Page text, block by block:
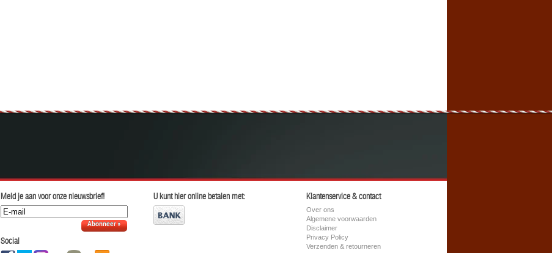
Meld je aan voor onze nieuwsbrief!
Abonneer »
Social
U kunt hier online betalen met: Klantenservice & contact
Over ons
Algemene voorwaarden
Disclaimer
Privacy Policy
Verzenden & retourneren